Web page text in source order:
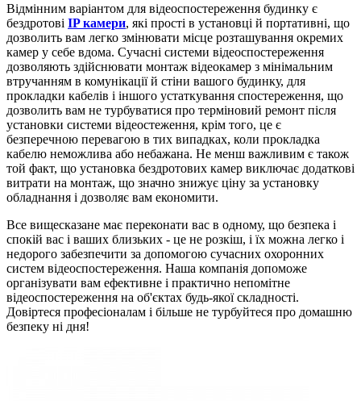
Відмінним варіантом для відеоспостереження будинку є
бездротові IP камери, які прості в установці й портативні, що
дозволить вам легко змінювати місце розташування окремих
камер у себе вдома. Сучасні системи відеоспостереження
дозволяють здійснювати монтаж відеокамер з мінімальним
втручанням в комунікації й стіни вашого будинку, для
прокладки кабелів і іншого устаткування спостереження, що
дозволить вам не турбуватися про терміновий ремонт після
установки системи відеостеження, крім того, це є
безперечною перевагою в тих випадках, коли прокладка
кабелю неможлива або небажана. Не менш важливим є також
той факт, що установка бездротових камер виключає додаткові
витрати на монтаж, що значно знижує ціну за установку
обладнання і дозволяє вам економити.
Все вищесказане має переконати вас в одному, що безпека і
спокій вас і ваших близьких - це не розкіш, і їх можна легко і
недорого забезпечити за допомогою сучасних охоронних
систем відеоспостереження. Наша компанія допоможе
організувати вам ефективне і практично непомітне
відеоспостереження на об'єктах будь-якої складності.
Довіртеся професіоналам і більше не турбуйтеся про домашню
безпеку ні дня!